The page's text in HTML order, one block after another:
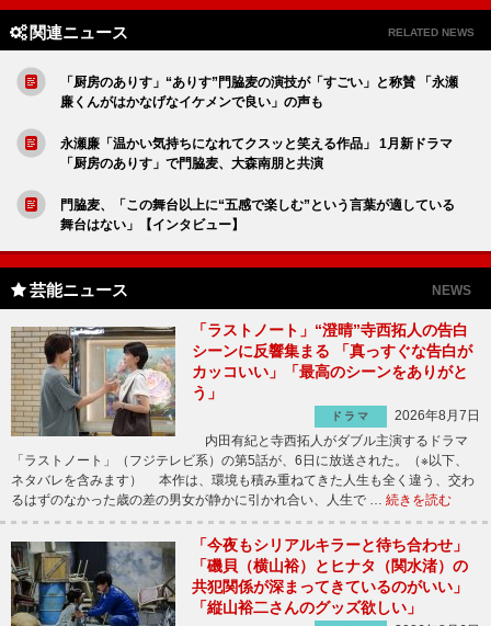
関連ニュース RELATED NEWS
「厨房のありす」“ありす”門脇麦の演技が「すごい」と称賛 「永瀬
廉くんがはかなげなイケメンで良い」の声も
永瀬廉「温かい気持ちになれてクスッと笑える作品」 1月新ドラマ
「厨房のありす」で門脇麦、大森南朋と共演
門脇麦、「この舞台以上に“五感で楽しむ”という言葉が適している
舞台はない」【インタビュー】
芸能ニュース NEWS
「ラストノート」“澄晴”寺西拓人の告白
シーンに反響集まる 「真っすぐな告白が
カッコいい」「最高のシーンをありがと
う」
ドラマ
2026年8月7日
内田有紀と寺西拓人がダブル主演するドラマ
「ラストノート」（フジテレビ系）の第5話が、6日に放送された。（※以下、
ネタバレを含みます） 本作は、環境も積み重ねてきた人生も全く違う、交わ
るはずのなかった歳の差の男女が静かに引かれ合い、人生で … 続きを読む
「今夜もシリアルキラーと待ち合わせ」
「磯貝（横山裕）とヒナタ（関水渚）の
共犯関係が深まってきているのがいい」
「縦山裕二さんのグッズ欲しい」